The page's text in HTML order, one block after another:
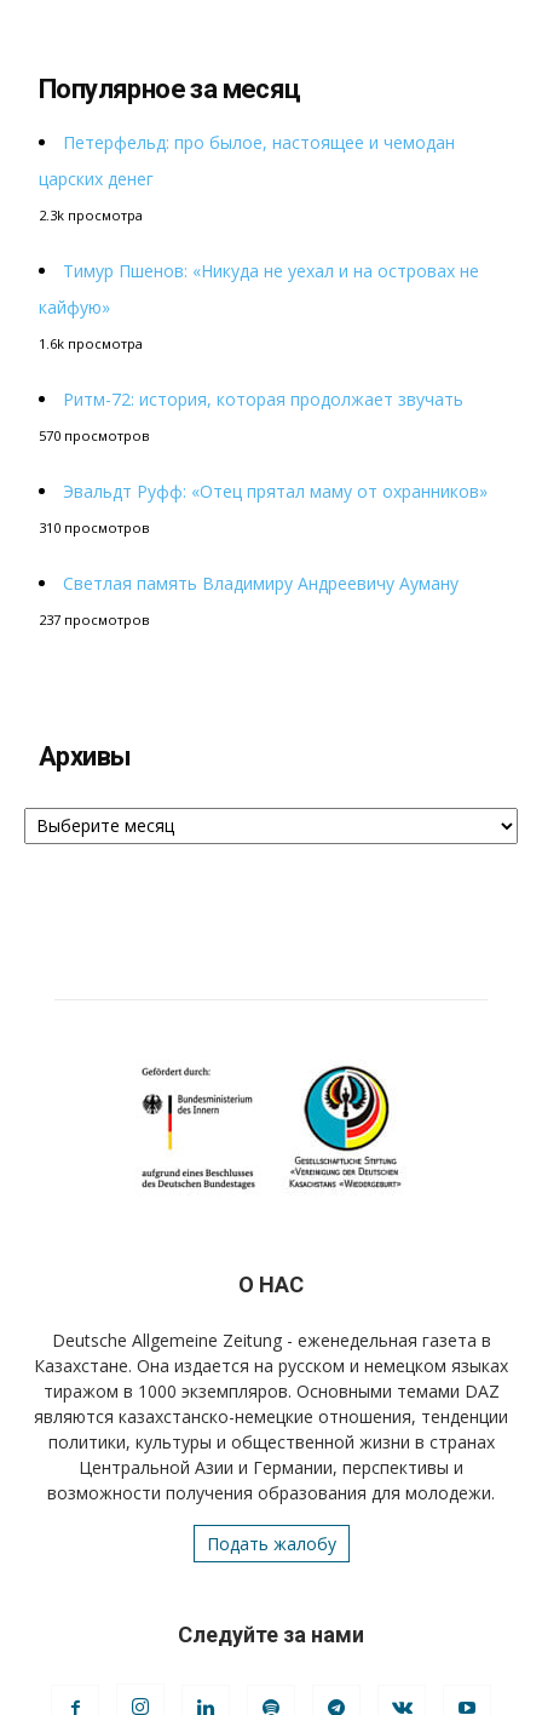
Популярное за месяц
Петерфельд: про былое, настоящее и чемодан
царских денег
2.3k просмотра
Тимур Пшенов: «Никуда не уехал и на островах не
кайфую»
1.6k просмотра
Ритм-72: история, которая продолжает звучать
570 просмотров
Эвальдт Руфф: «Отец прятал маму от охранников»
310 просмотров
Светлая память Владимиру Андреевичу Ауману
237 просмотров
Архивы
Архивы
О НАС
Deutsche Allgemeine Zeitung - еженедельная газета в
Казахстане. Она издается на русском и немецком языках
тиражом в 1000 экземпляров. Основными темами DAZ
являются казахстанско-немецкие отношения, тенденции
политики, культуры и общественной жизни в странах
Центральной Азии и Германии, перспективы и
возможности получения образования для молодежи.
Подать жалобу
Следуйте за нами